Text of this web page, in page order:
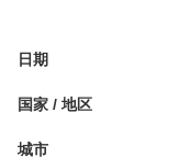
日期
国家 / 地区
城市